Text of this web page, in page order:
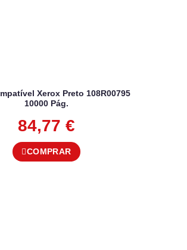
Xerox Preto 108R00795
10000 Pág.
84,77 €
COMPRAR